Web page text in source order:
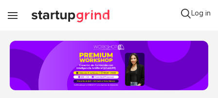
Toggle
Log in